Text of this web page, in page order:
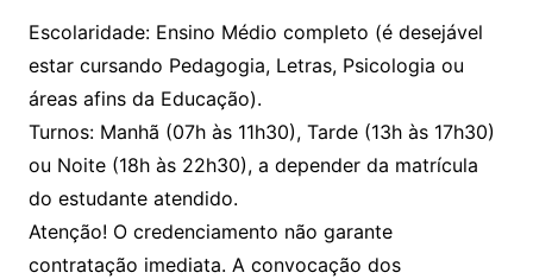
Escolaridade: Ensino Médio completo (é desejável
estar cursando Pedagogia, Letras, Psicologia ou
áreas afins da Educação).
Turnos: Manhã (07h às 11h30), Tarde (13h às 17h30)
ou Noite (18h às 22h30), a depender da matrícula
do estudante atendido.
Atenção! O credenciamento não garante
contratação imediata. A convocação dos